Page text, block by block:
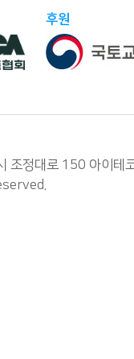
후원
시 조정대로 150 아